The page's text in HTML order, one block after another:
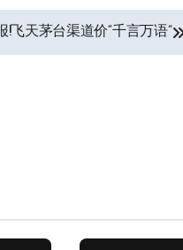
!飞天茅台渠道价“千言万语”